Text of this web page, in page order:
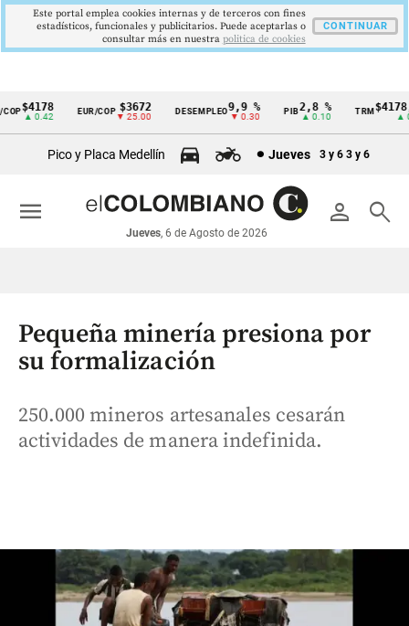
Cintillo
económicos
Colombia
$4178
▲ 0.42
EUR/COP $3672
▼ 25.00
DESEMPLEO9,9 %
▼ 0.30
2,8 %
▲ 0.10
TRM
▲
Pico y Placa Medellín Jueves 3 y 6 3 y 6
person search
Jueves, 6 de Agosto de 2026
menu
Pequeña minería presiona por
su formalización
250.000 mineros artesanales cesarán
actividades de manera indefinida.
Este portal emplea cookies internas y de terceros con fines
estadísticos, funcionales y publicitarios. Puede aceptarlas o
consultar más en nuestra politica de cookies
CONTINUAR